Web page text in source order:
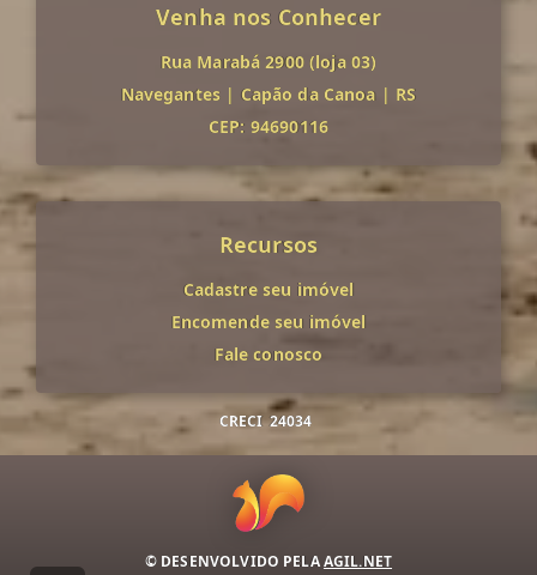
Venha nos Conhecer
Rua Marabá 2900 (loja 03)
Navegantes | Capão da Canoa | RS
CEP: 94690116
Recursos
Cadastre seu imóvel
Encomende seu imóvel
Fale conosco
CRECI 24034
© DESENVOLVIDO PELAAGIL.NET